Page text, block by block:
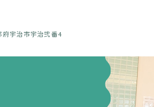
宇治市宇治弐番4